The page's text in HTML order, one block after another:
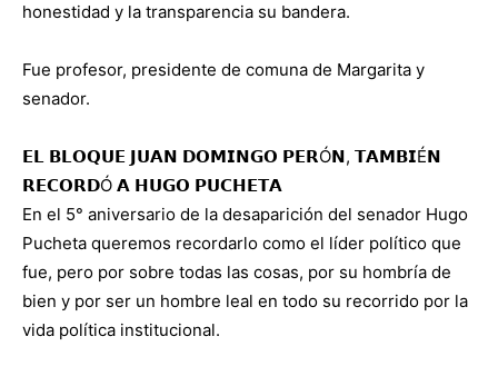
honestidad y la transparencia su bandera.
Fue profesor, presidente de comuna de Margarita y
senador.
𝗘𝗟 𝗕𝗟𝗢𝗤𝗨𝗘 𝗝𝗨𝗔𝗡 𝗗𝗢𝗠𝗜𝗡𝗚𝗢 𝗣𝗘𝗥Ó𝗡, 𝗧𝗔𝗠𝗕𝗜É𝗡
𝗥𝗘𝗖𝗢𝗥𝗗Ó 𝗔 𝗛𝗨𝗚𝗢 𝗣𝗨𝗖𝗛𝗘𝗧𝗔
En el 5° aniversario de la desaparición del senador Hugo
Pucheta queremos recordarlo como el líder político que
fue, pero por sobre todas las cosas, por su hombría de
bien y por ser un hombre leal en todo su recorrido por la
vida política institucional.